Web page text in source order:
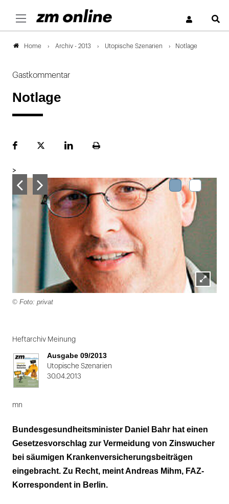
Home Archiv - 2013 Utopische Szenarien Notlage
Gastkommentar
Notlage
FacebookPlattformLinekdInSeite
>
Lightbox
© Foto: privat
1
von
Heftarchiv Meinung
Ausgabe 09/2013
Utopische Szenarien
30.04.2013
mn
Bundesgesundheitsminister Daniel Bahr hat einen
Gesetzesvorschlag zur Vermeidung von Zinswucher
bei säumigen Krankenversicherungsbeiträgen
eingebracht. Zu Recht, meint Andreas Mihm, FAZ-
Korrespondent in Berlin.